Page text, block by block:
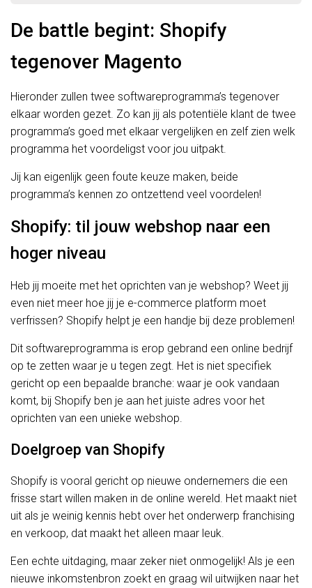
De battle begint: Shopify
tegenover Magento
Hieronder zullen twee softwareprogramma’s tegenover
elkaar worden gezet. Zo kan jij als potentiële klant de twee
programma’s goed met elkaar vergelijken en zelf zien welk
programma het voordeligst voor jou uitpakt.
Jij kan eigenlijk geen foute keuze maken, beide
programma’s kennen zo ontzettend veel voordelen!
Shopify: til jouw webshop naar een
hoger niveau
Heb jij moeite met het oprichten van je webshop? Weet jij
even niet meer hoe jij je e-commerce platform moet
verfrissen? Shopify helpt je een handje bij deze problemen!
Dit softwareprogramma is erop gebrand een online bedrijf
op te zetten waar je u tegen zegt. Het is niet specifiek
gericht op een bepaalde branche: waar je ook vandaan
komt, bij Shopify ben je aan het juiste adres voor het
oprichten van een unieke webshop.
Doelgroep van Shopify
Shopify is vooral gericht op nieuwe ondernemers die een
frisse start willen maken in de online wereld. Het maakt niet
uit als je weinig kennis hebt over het onderwerp franchising
en verkoop, dat maakt het alleen maar leuk.
Een echte uitdaging, maar zeker niet onmogelijk! Als je een
nieuwe inkomstenbron zoekt en graag wil uitwijken naar het